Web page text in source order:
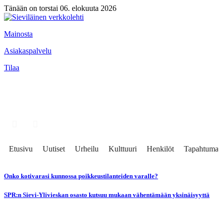
Tänään on torstai 06. elokuuta 2026
Mainosta
Asiakaspalvelu
Tilaa
Etusivu Uutiset Urheilu Kulttuuri Henkilöt Tapahtumat
Onko kotivarasi kunnossa poikkeustilanteiden varalle?
SPR:n Sievi-Ylivieskan osasto kutsuu mukaan vähentämään yksinäisyyttä